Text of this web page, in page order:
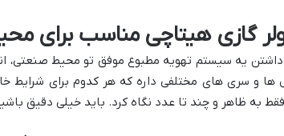
گازی هیتاچی مناسب برای
داشتن یه سیستم تهویه مطبوع موفق تو محیط صنعتی،
ها و سری های مختلفی داره که هر کدوم برای
فقط به ظاهر و چند تا عدد نگاه کرد. باید خیلی دقیق